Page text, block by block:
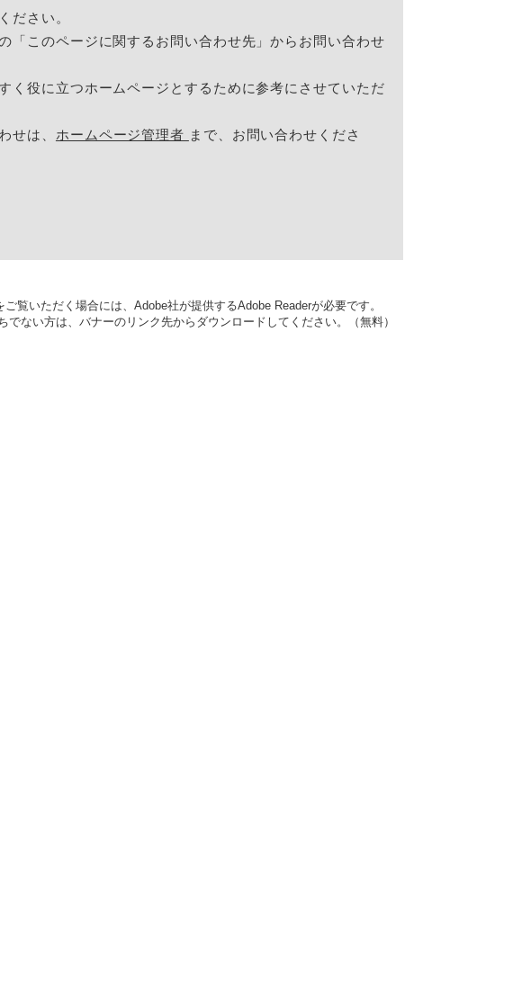
ださい。
「このページに関するお問い合わせ先」からお問い合わせ
く役に立つホームページとするために参考にさせていただ
せは、 ホームページ管理者 まで、お問い合わせくださ
ご覧いただく場合には、Adobe社が提供するAdobe Readerが必要です。
でない方は、バナーのリンク先からダウンロードしてください。（無料）